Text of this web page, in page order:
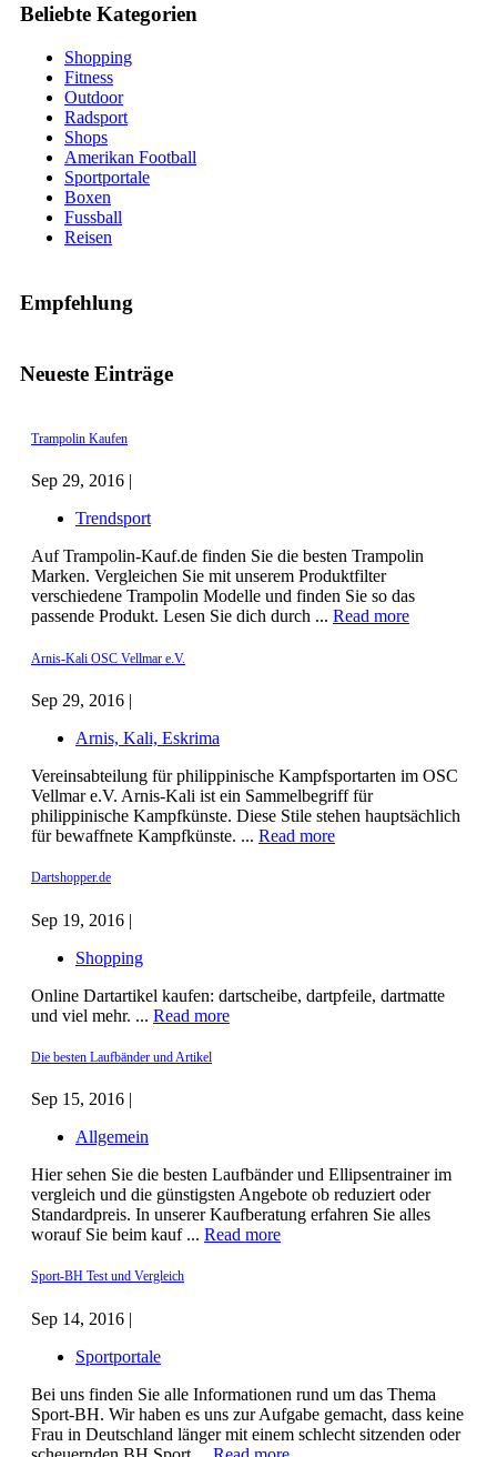
Beliebte Kategorien
Shopping
Fitness
Outdoor
Radsport
Shops
Amerikan Football
Sportportale
Boxen
Fussball
Reisen
Empfehlung
Neueste Einträge
Trampolin Kaufen
Sep 29, 2016 |
Trendsport
Auf Trampolin-Kauf.de finden Sie die besten Trampolin
Marken. Vergleichen Sie mit unserem Produktfilter
verschiedene Trampolin Modelle und finden Sie so das
passende Produkt. Lesen Sie dich durch ... Read more
Arnis-Kali OSC Vellmar e.V.
Sep 29, 2016 |
Arnis, Kali, Eskrima
Vereinsabteilung für philippinische Kampfsportarten im OSC
Vellmar e.V. Arnis-Kali ist ein Sammelbegriff für
philippinische Kampfkünste. Diese Stile stehen hauptsächlich
für bewaffnete Kampfkünste. ... Read more
Dartshopper.de
Sep 19, 2016 |
Shopping
Online Dartartikel kaufen: dartscheibe, dartpfeile, dartmatte
und viel mehr. ... Read more
Die besten Laufbänder und Artikel
Sep 15, 2016 |
Allgemein
Hier sehen Sie die besten Laufbänder und Ellipsentrainer im
vergleich und die günstigsten Angebote ob reduziert oder
Standardpreis. In unserer Kaufberatung erfahren Sie alles
worauf Sie beim kauf ... Read more
Sport-BH Test und Vergleich
Sep 14, 2016 |
Sportportale
Bei uns finden Sie alle Informationen rund um das Thema
Sport-BH. Wir haben es uns zur Aufgabe gemacht, dass keine
Frau in Deutschland länger mit einem schlecht sitzenden oder